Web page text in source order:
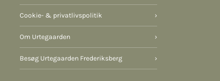
Cookie- & privatlivspolitik ›
Om Urtegaarden ›
Besøg Urtegaarden Frederiksberg ›